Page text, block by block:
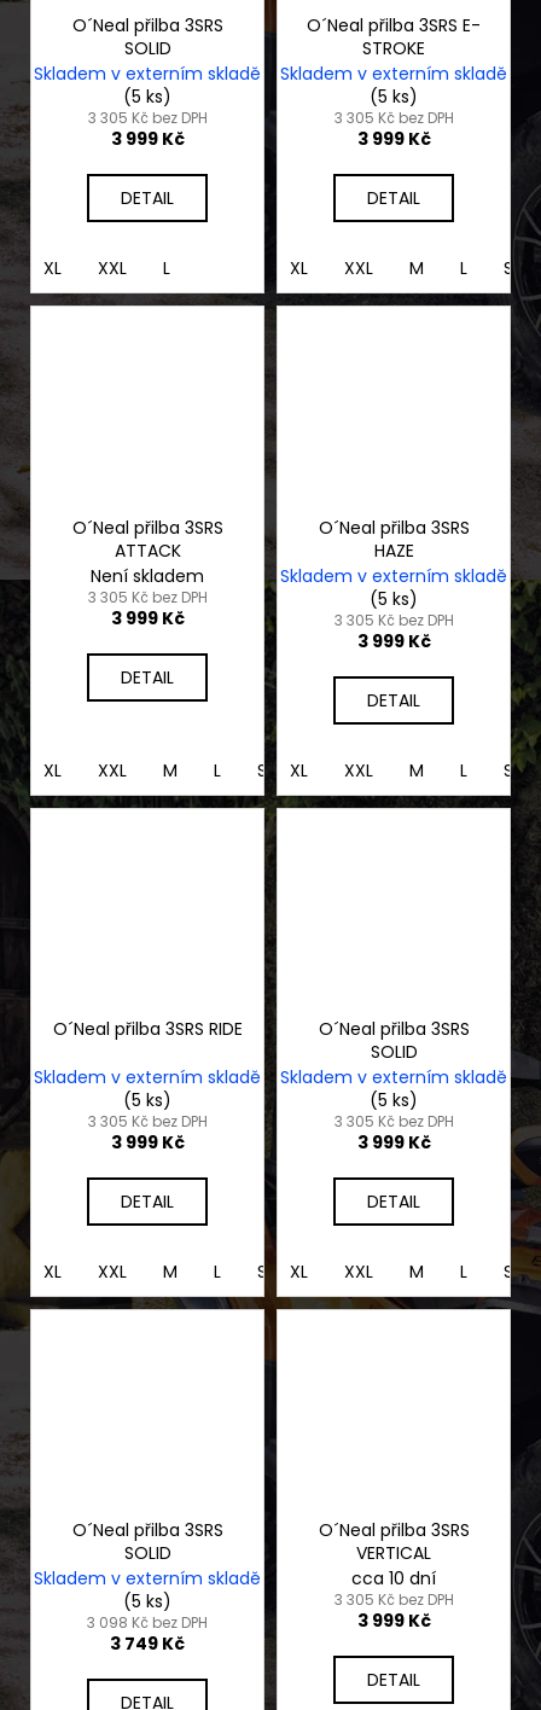
O´Neal přilba 3SRS
SOLID
Skladem v externím skladě
(5 ks)
3 305 Kč bez DPH
3 999 Kč
DETAIL
XL XXL L
O´Neal přilba 3SRS E-
STROKE
Skladem v externím skladě
(5 ks)
3 305 Kč bez DPH
3 999 Kč
DETAIL
XL XXL M L S
O´Neal přilba 3SRS
ATTACK
Není skladem
3 305 Kč bez DPH
3 999 Kč
DETAIL
XL XXL M L S XS
O´Neal přilba 3SRS
HAZE
Skladem v externím skladě
(5 ks)
3 305 Kč bez DPH
3 999 Kč
DETAIL
XL XXL M L S
O´Neal přilba 3SRS RIDE
Skladem v externím skladě
(5 ks)
3 305 Kč bez DPH
3 999 Kč
DETAIL
XL XXL M L S XS
O´Neal přilba 3SRS
SOLID
Skladem v externím skladě
(5 ks)
3 305 Kč bez DPH
3 999 Kč
DETAIL
XL XXL M L S
O´Neal přilba 3SRS
SOLID
Skladem v externím skladě
(5 ks)
3 098 Kč bez DPH
3 749 Kč
DETAIL
O´Neal přilba 3SRS
VERTICAL
cca 10 dní
3 305 Kč bez DPH
3 999 Kč
DETAIL